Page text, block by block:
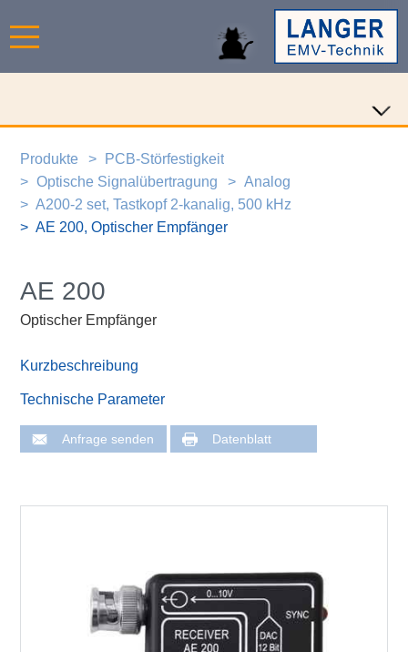
Produkte
PCB-Störfestigkeit
Optische Signalübertragung
Analog
A200-2 set, Tastkopf 2-kanalig, 500 kHz
AE 200, Optischer Empfänger
AE 200
Optischer Empfänger
Kurzbeschreibung
Technische Parameter
Anfrage senden Datenblatt